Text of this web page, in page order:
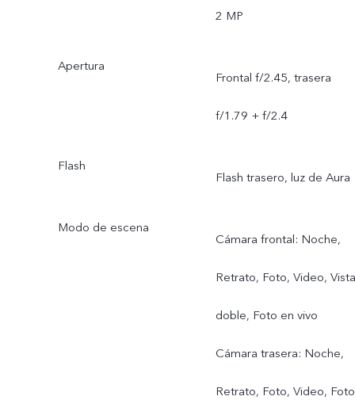
2 MP
Apertura
Frontal f/2.45, trasera
f/1.79 + f/2.4
Flash
Flash trasero, luz de Aura
Modo de escena
Cámara frontal: Noche,
Retrato, Foto, Video, Vista
doble, Foto en vivo
Cámara trasera: Noche,
Retrato, Foto, Video, Foto